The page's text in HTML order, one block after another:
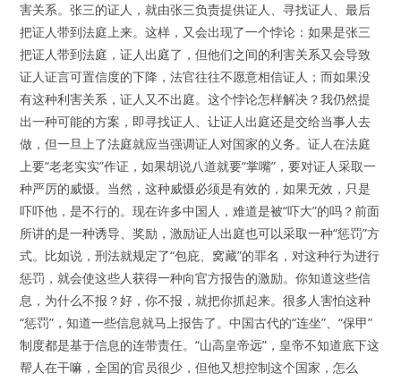
害关系。张三的证人，就由张三负责提供证人、寻找证人、最后
把证人带到法庭上来。这样，又会出现了一个悖论：如果是张三
把证人带到法庭，证人出庭了，但他们之间的利害关系又会导致
证人证言可置信度的下降，法官往往不愿意相信证人；而如果没
有这种利害关系，证人又不出庭。这个悖论怎样解决？我仍然提
出一种可能的方案，即寻找证人、让证人出庭还是交给当事人去
做，但一旦上了法庭就应当强调证人对国家的义务。证人在法庭
上要“老老实实”作证，如果胡说八道就要“掌嘴”，要对证人采取一
种严厉的威慑。当然，这种威慑必须是有效的，如果无效，只是
吓吓他，是不行的。现在许多中国人，难道是被“吓大”的吗？前面
所讲的是一种诱导、奖励，激励证人出庭也可以采取一种“惩罚”方
式。比如说，刑法就规定了“包庇、窝藏”的罪名，对这种行为进行
惩罚，就会使这些人获得一种向官方报告的激励。你知道这些信
息，为什么不报？好，你不报，就把你抓起来。很多人害怕这种
“惩罚”，知道一些信息就马上报告了。中国古代的“连坐”、“保甲”
制度都是基于信息的连带责任。“山高皇帝远”，皇帝不知道底下这
帮人在干嘛，全国的官员很少，但他又想控制这个国家，怎么